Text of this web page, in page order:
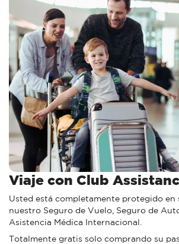
Viaje con Club
Usted está completamente protegido en
nuestro Seguro de Vuelo, Seguro de
Asistencia Médica Internacional.
Totalmente gratis solo comprando su